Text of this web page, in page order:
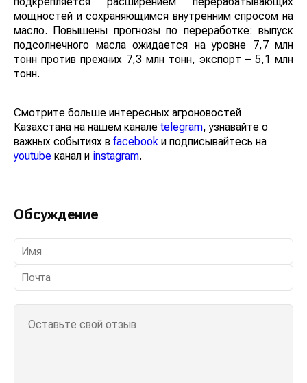
мощностей и сохраняющимся внутренним спросом на
масло. Повышены прогнозы по переработке: выпуск
подсолнечного масла ожидается на уровне 7,7 млн
тонн против прежних 7,3 млн тонн, экспорт – 5,1 млн
тонн.
Смотрите больше интересных агроновостей
Казахстана на нашем канале telegram, узнавайте о
важных событиях в facebook и подписывайтесь на
youtube канал и instagram.
Обсуждение